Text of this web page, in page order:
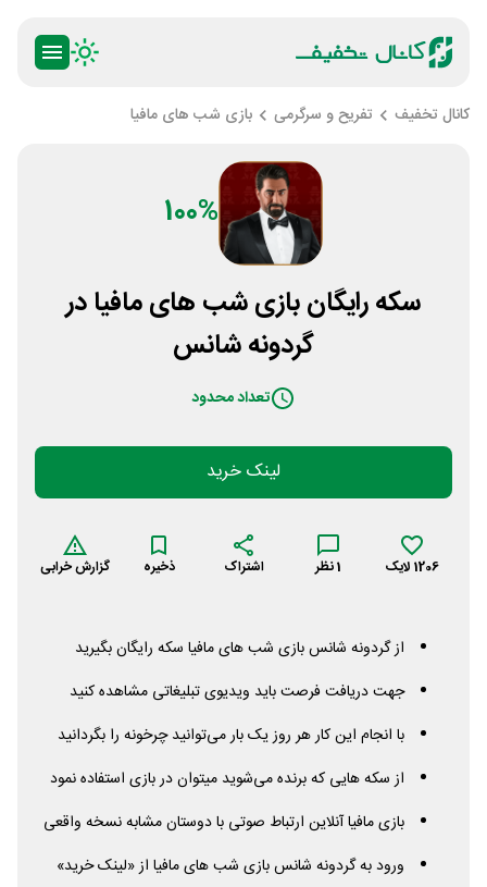
کانال تخفیف تفریح و سرگرمی بازی شب های مافیا
100%
سکه رایگان بازی شب های مافیا در
گردونه شانس
تعداد محدود
لینک خرید
1206 لایک 1نظر اشتراک ذخیره گزارش خرابی
از گردونه شانس بازی شب های مافیا سکه رایگان بگیرید
جهت دریافت فرصت باید ویدیوی تبلیغاتی مشاهده کنید
با انجام این کار هر روز یک بار می‌توانید چرخونه را بگردانید
از سکه هایی که برنده می‌شوید میتوان در بازی استفاده نمود
بازی مافیا آنلاین ارتباط صوتی با دوستان مشابه نسخه واقعی
ورود به گردونه شانس بازی شب های مافیا از «لینک خرید»